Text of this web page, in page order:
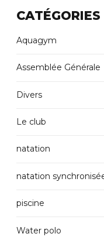
CATÉGORIES
Aquagym
Assemblée Générale
Divers
Le club
natation
natation
piscine
Water polo